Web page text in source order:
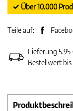
✓ Über 10.000
Teile auf:
Lieferung 5.95
Bestellwert